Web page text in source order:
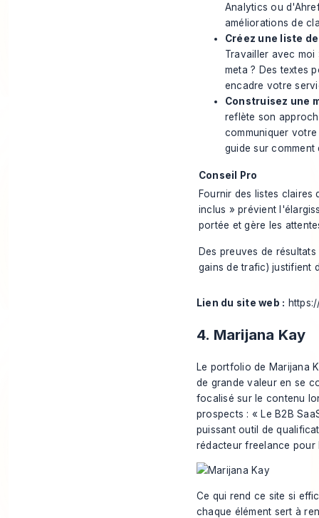
Analytics ou
améliorations de
Créez une liste
Travailler avec
meta ? Des textes
encadre votre
Construisez une
reflète son
communiquer
guide surcomment
Conseil Pro
Fournir des listes claires
inclus » prévient
portée et gère les
Des preuves de
gains de trafic) justifient
Lien du site web :
4. Marijana Kay
Le portfolio de Marijana
de grande valeur en se
focalisé sur le contenu
prospects : « Le B2B
puissant outil de
rédacteur freelance pour
Ce qui rend ce site si
chaque élément sert à